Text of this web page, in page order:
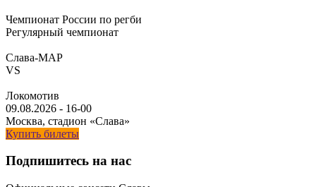
Чемпионат России по регби
Регулярный чемпионат
Слава-МАР
VS
Локомотив
09.08.2026 - 16-00
Москва, стадион «Слава»
Купить билеты
Подпишитесь на нас